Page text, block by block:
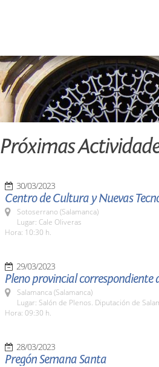
Próximas
30/03/2023
Centro de Cultura y Nuevas
Sotoserrano (Salamanca)
Lugar: Cale Oliveras
Hora: 10:30 h.
29/03/2023
Pleno provincial correspondiente
Salamanca (Salamanca)
Lugar: Salón de Plenos. Diputación de
Hora: 09:30 h.
28/03/2023
Pregón Semana Santa